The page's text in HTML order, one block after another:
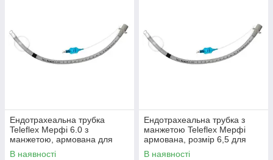
Ендотрахеальна трубка
Teleflex Мерфі 6.0 з
манжетою, армована для
інтубації
В наявності
Ендотрахеальна трубка з
манжетою Teleflex Мерфі
армована, розмір 6,5 для
інтубації
В наявності